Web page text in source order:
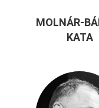
MOLNÁR-
KATA